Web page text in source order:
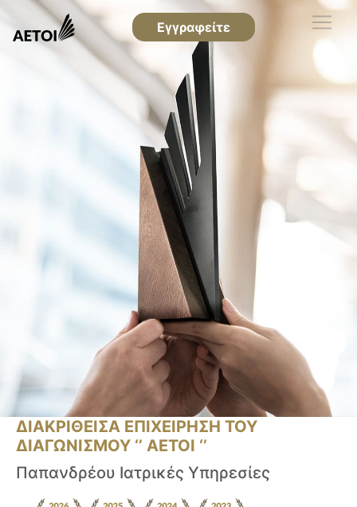
Εγγραφείτε
ΔΙΑΚΡΙΘΕΙΣΑ ΕΠΙΧΕΙΡΗΣΗ ΤΟΥ
ΔΙΑΓΩΝΙΣΜΟΥ ‘’ ΑΕΤΟΙ ‘’
Παπανδρέου Ιατρικές Υπηρεσίες